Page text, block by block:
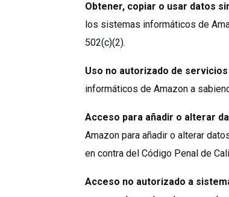
Obtener, copiar o usar datos
los sistemas informáticos de
502(c)(2).
Uso no autorizado de
informáticos de Amazon a
Acceso para añadir o alterar
Amazon para añadir o alterar
en contra del Código Penal de
Acceso no autorizado a